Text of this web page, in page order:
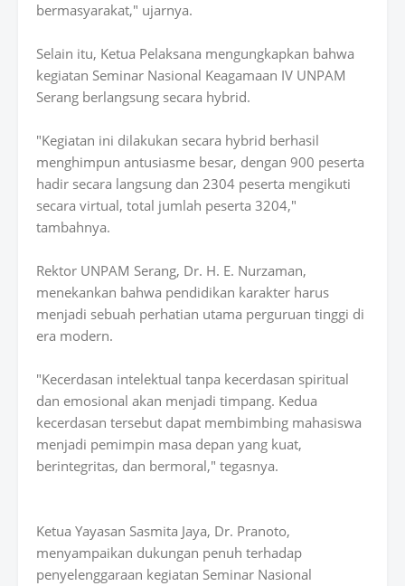
bermasyarakat," ujarnya.
Selain itu, Ketua Pelaksana mengungkapkan bahwa
kegiatan Seminar Nasional Keagamaan IV UNPAM
Serang berlangsung secara hybrid.
"Kegiatan ini dilakukan secara hybrid berhasil
menghimpun antusiasme besar, dengan 900 peserta
hadir secara langsung dan 2304 peserta mengikuti
secara virtual, total jumlah peserta 3204,"
tambahnya.
Rektor UNPAM Serang, Dr. H. E. Nurzaman,
menekankan bahwa pendidikan karakter harus
menjadi sebuah perhatian utama perguruan tinggi di
era modern.
"Kecerdasan intelektual tanpa kecerdasan spiritual
dan emosional akan menjadi timpang. Kedua
kecerdasan tersebut dapat membimbing mahasiswa
menjadi pemimpin masa depan yang kuat,
berintegritas, dan bermoral," tegasnya.
Ketua Yayasan Sasmita Jaya, Dr. Pranoto,
menyampaikan dukungan penuh terhadap
penyelenggaraan kegiatan Seminar Nasional